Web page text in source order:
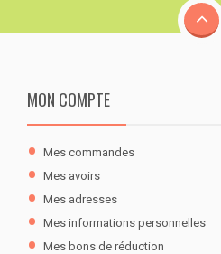
MON COMPTE
Mes commandes
Mes avoirs
Mes adresses
Mes informations personnelles
Mes bons de réduction